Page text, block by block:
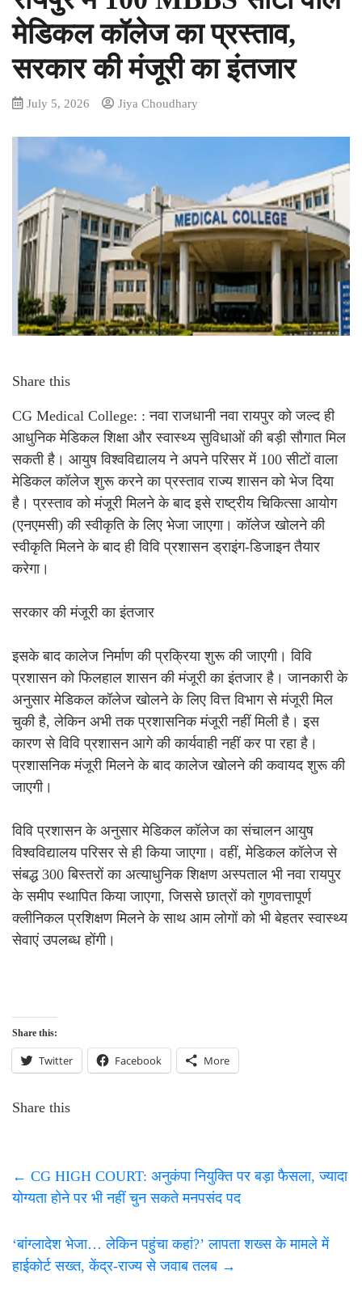
मेडिकल कॉलेज का प्रस्ताव,
सरकार की मंजूरी का इंतजार
July 5, 2026 Jiya Choudhary
Share this
CG Medical College: : नवा राजधानी नवा रायपुर को जल्द ही
आधुनिक मेडिकल शिक्षा और स्वास्थ्य सुविधाओं की बड़ी सौगात मिल
सकती है। आयुष विश्वविद्यालय ने अपने परिसर में 100 सीटों वाला
मेडिकल कॉलेज शुरू करने का प्रस्ताव राज्य शासन को भेज दिया
है। प्रस्ताव को मंजूरी मिलने के बाद इसे राष्ट्रीय चिकित्सा आयोग
(एनएमसी) की स्वीकृति के लिए भेजा जाएगा। कॉलेज खोलने की
स्वीकृति मिलने के बाद ही विवि प्रशासन ड्राइंग-डिजाइन तैयार
करेगा।
सरकार की मंजूरी का इंतजार
इसके बाद कालेज निर्माण की प्रक्रिया शुरू की जाएगी। विवि
प्रशासन को फिलहाल शासन की मंजूरी का इंतजार है। जानकारी के
अनुसार मेडिकल कॉलेज खोलने के लिए वित्त विभाग से मंजूरी मिल
चुकी है, लेकिन अभी तक प्रशासनिक मंजूरी नहीं मिली है। इस
कारण से विवि प्रशासन आगे की कार्यवाही नहीं कर पा रहा है।
प्रशासनिक मंजूरी मिलने के बाद कालेज खोलने की कवायद शुरू की
जाएगी।
विवि प्रशासन के अनुसार मेडिकल कॉलेज का संचालन आयुष
विश्वविद्यालय परिसर से ही किया जाएगा। वहीं, मेडिकल कॉलेज से
संबद्ध 300 बिस्तरों का अत्याधुनिक शिक्षण अस्पताल भी नवा रायपुर
के समीप स्थापित किया जाएगा, जिससे छात्रों को गुणवत्तापूर्ण
क्लीनिकल प्रशिक्षण मिलने के साथ आम लोगों को भी बेहतर स्वास्थ्य
सेवाएं उपलब्ध होंगी।
Share this:
Twitter Facebook More
Share this
← CG HIGH COURT: अनुकंपा नियुक्ति पर बड़ा फैसला, ज्यादा
योग्यता होने पर भी नहीं चुन सकते मनपसंद पद
‘बांग्लादेश भेजा… लेकिन पहुंचा कहां?’ लापता शख्स के मामले में
हाईकोर्ट सख्त, केंद्र-राज्य से जवाब तलब →